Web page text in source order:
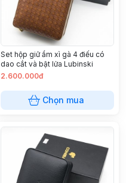
Set hộp giữ ẩm xì gà 4 điếu có
dao cắt và bật lửa Lubinski
2.600.000đ
Chọn mua